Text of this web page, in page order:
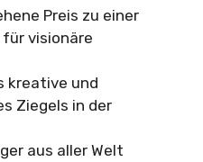
Preis zu einer
visionäre
kreative und
Ziegels in der
aus aller Welt